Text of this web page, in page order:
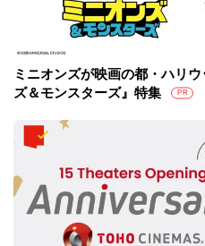
ミニオンズが映画の都・ハリ
ズ＆モンスターズ』特集
PR